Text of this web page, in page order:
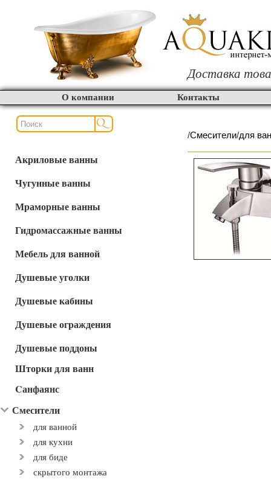
Доставка
О компании Контакты
Акриловые ванны
Чугунные ванны
Мраморные ванны
Гидромассажные ванны
Мебель для ванной
Душевые уголки
Душевые кабины
Душевые ограждения
Душевые поддоны
Шторки для ванн
Cанфаянс
Смесители
для ванной
для кухни
для биде
скрытого монтажа
/Смесители/для